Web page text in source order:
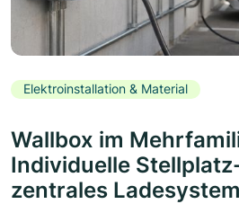
Elektroinstallation & Material
Wallbox im
Individuelle
zentrales Ladesystem